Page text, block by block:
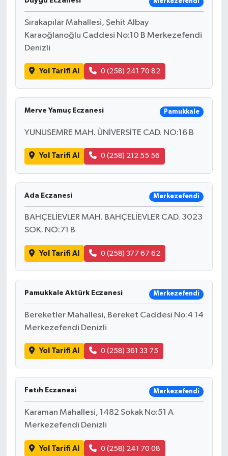
Merkezefendi
Sırakapılar Mahallesi, Şehit Albay
Karaoğlanoğlu Caddesi No:10 B Merkezefendi
Denizli
Yol Tarifi Al 0 (258) 241 70 82
Merve Yamuç Eczanesi Pamukkale
YUNUSEMRE MAH. ÜNİVERSİTE CAD. NO:16 B
Yol Tarifi Al 0 (258) 212 55 56
Ada Eczanesi Merkezefendi
BAHÇELİEVLER MAH. BAHÇELİEVLER CAD. 3023
SOK. NO:71 B
Yol Tarifi Al 0 (258) 377 67 62
Pamukkale Aktürk Eczanesi Merkezefendi
Bereketler Mahallesi, Bereket Caddesi No:4 14
Merkezefendi Denizli
Yol Tarifi Al 0 (258) 361 33 75
Fatıh Eczanesi Merkezefendi
Karaman Mahallesi, 1482 Sokak No:51 A
Merkezefendi Denizli
Yol Tarifi Al 0 (258) 241 70 08